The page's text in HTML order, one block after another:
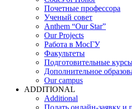
Почетные профессора
Ученый совет
Anthem “Our Star”
Our Projects
Работа в МосГУ
Факультеты
Подготовительные
Дополнительное
Our campus
ADDITIONAL
Additional
Подать онлайн-заявку и